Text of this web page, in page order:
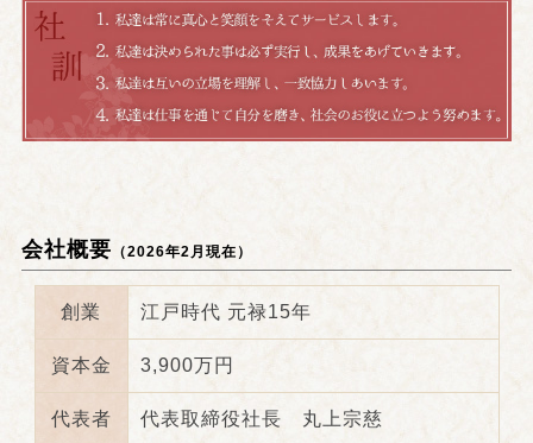
会社概要 （2026年2月現在）
創業 江戸時代 元禄15年
資本金 3,900万円
代表者 代表取締役社長 丸上宗慈